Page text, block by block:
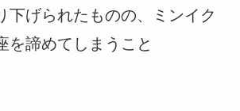
下げられたものの、ミンイク
を諦めてしまうこと